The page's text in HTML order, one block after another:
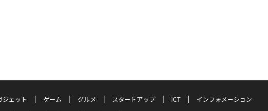
ジェット ゲーム グルメ スタートアップ ICT
インフォメーション